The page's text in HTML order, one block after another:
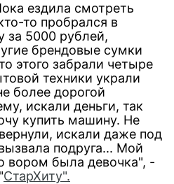
ездила смотреть
то пробрался в
за 5000 рублей,
брендовые сумки
этого забрали четыре
техники украли
более дорогой
искали деньги, так
купить машину. Не
искали даже под
подруга... Мой
вором была девочка", -
СтарХиту".